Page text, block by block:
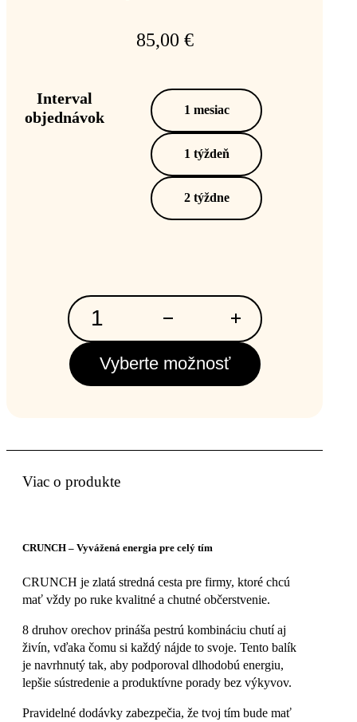
85,00 €
Interval
objednávok
1 mesiac
1 týždeň
2 týždne
množstvo
Infinuty
Club
Crunch
Vyberte možnosť
Viac o produkte
CRUNCH – Vyvážená energia pre celý tím
CRUNCH je zlatá stredná cesta pre firmy, ktoré chcú
mať vždy po ruke kvalitné a chutné občerstvenie.
8 druhov orechov prináša pestrú kombináciu chutí aj
živín, vďaka čomu si každý nájde to svoje. Tento balík
je navrhnutý tak, aby podporoval dlhodobú energiu,
lepšie sústredenie a produktívne porady bez výkyvov.
Pravidelné dodávky zabezpečia, že tvoj tím bude mať